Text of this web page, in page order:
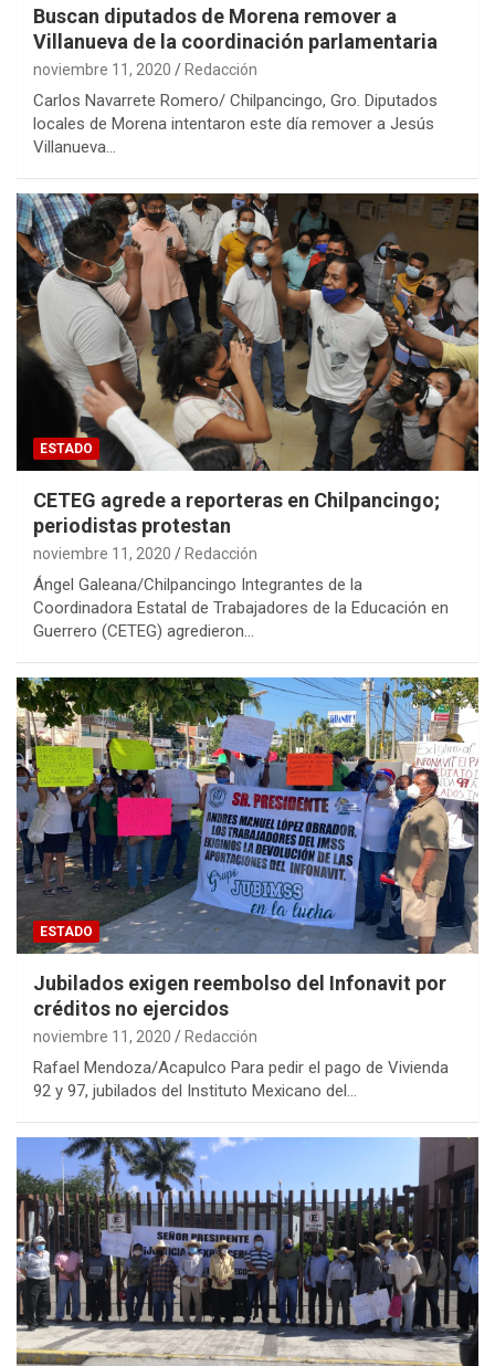
Buscan diputados de Morena remover a
Villanueva de la coordinación parlamentaria
noviembre 11, 2020 Redacción
Carlos Navarrete Romero/ Chilpancingo, Gro. Diputados
locales de Morena intentaron este día remover a Jesús
Villanueva…
ESTADO
CETEG agrede a reporteras en Chilpancingo;
periodistas protestan
noviembre 11, 2020 Redacción
Ángel Galeana/Chilpancingo Integrantes de la
Coordinadora Estatal de Trabajadores de la Educación en
Guerrero (CETEG) agredieron…
ESTADO
Jubilados exigen reembolso del Infonavit por
créditos no ejercidos
noviembre 11, 2020 Redacción
Rafael Mendoza/Acapulco Para pedir el pago de Vivienda
92 y 97, jubilados del Instituto Mexicano del…